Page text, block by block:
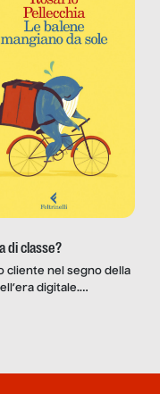
di classe?
cliente nel segno della
digitale.
romanzo di Rosario